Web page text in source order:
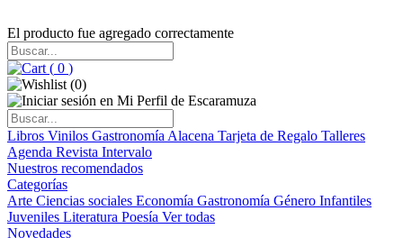
El producto fue agregado correctamente
( 0 )
(0)
Libros Vinilos Gastronomía Alacena Tarjeta de Regalo Talleres
Agenda Revista Intervalo
Nuestros recomendados
Categorías
Arte Ciencias sociales Economía Gastronomía Género Infantiles
Juveniles Literatura Poesía Ver todas
Novedades